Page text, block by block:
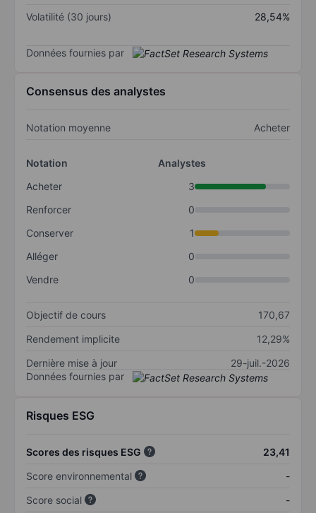
Volatilité (30 jours)
28,54%
Données fournies par
Consensus des analystes
Notation moyenne Acheter
Notation
Analystes
Acheter
3
Renforcer
0
Conserver
1
Alléger
0
Vendre
0
Objectif de cours
170,67
Rendement implicite
12,29%
Dernière mise à jour
29-juil.-2026
Données fournies par
Risques ESG
Scores des risques ESG
23,41
Score environnemental
-
Score social
-